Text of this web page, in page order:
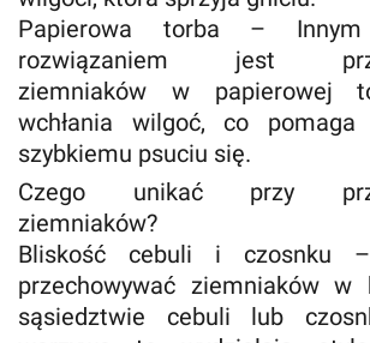
Papierowa torba – Innym
rozwiązaniem jest
ziemniaków w papierowej
wchłania wilgoć, co
szybkiemu psuciu się.
Czego unikać przy
ziemniaków?
Bliskość cebuli i czosnku
przechowywać ziemniaków w
sąsiedztwie cebuli lub